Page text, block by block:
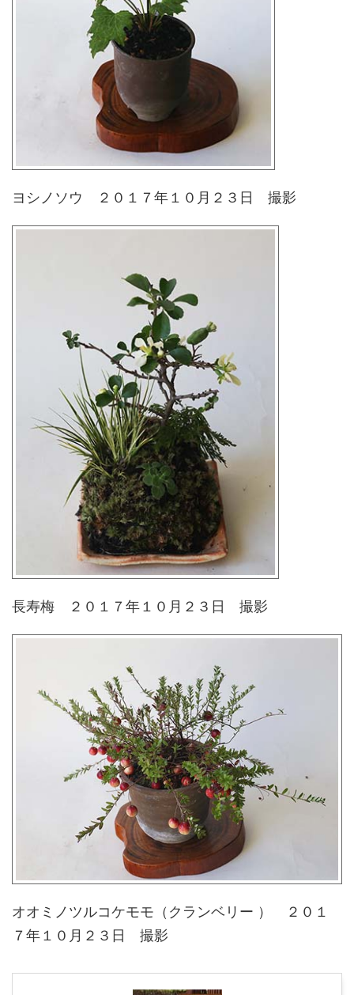
ヨシノソウ ２０１７年１０月２３日 撮影
長寿梅 ２０１７年１０月２３日 撮影
オオミノツルコケモモ（クランベリー ） ２０１
７年１０月２３日 撮影